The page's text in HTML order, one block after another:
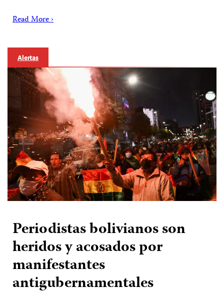
Read More ›
Alertas
Periodistas bolivianos son
heridos y acosados por
manifestantes
antigubernamentales